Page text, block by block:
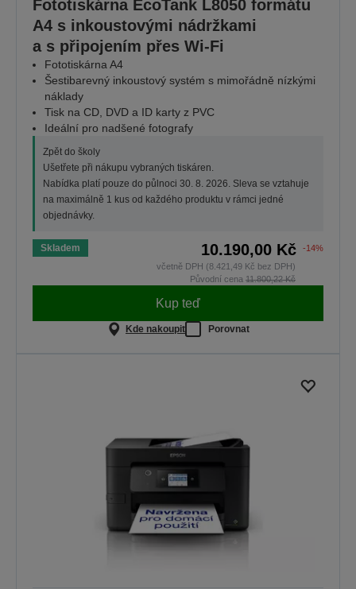
Fototiskárna EcoTank L8050 formátu
A4 s inkoustovými nádržkami
a s připojením přes Wi-Fi
Fototiskárna A4
Šestibarevný inkoustový systém s mimořádně nízkými
náklady
Tisk na CD, DVD a ID karty z PVC
Ideální pro nadšené fotografy
Zpět do školy
Ušetřete při nákupu vybraných tiskáren.
Nabídka platí pouze do půlnoci 30. 8. 2026. Sleva se vztahuje
na maximálně 1 kus od každého produktu v rámci jedné
objednávky.
Skladem 10.190,00 Kč
-14%
včetně DPH (8.421,49 Kč bez DPH)
Původní cena 11.800,22 Kč
Kup teď
Kde nakoupit Porovnat